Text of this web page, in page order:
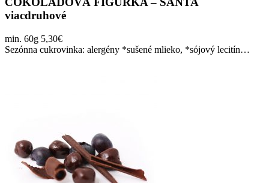
viacdruhové
min. 60g 5,30€
Sezónna cukrovinka: alergény *sušené mlieko, *sójový lecitín…